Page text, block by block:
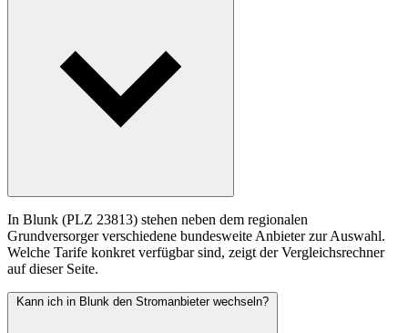
In Blunk (PLZ 23813) stehen neben dem regionalen
Grundversorger verschiedene bundesweite Anbieter zur Auswahl.
Welche Tarife konkret verfügbar sind, zeigt der Vergleichsrechner
auf dieser Seite.
Kann ich in Blunk den Stromanbieter wechseln?